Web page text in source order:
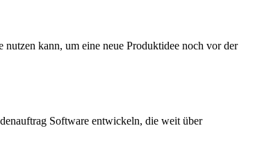
nutzen kann, um eine neue Produktidee noch vor der
Software entwickeln, die weit über